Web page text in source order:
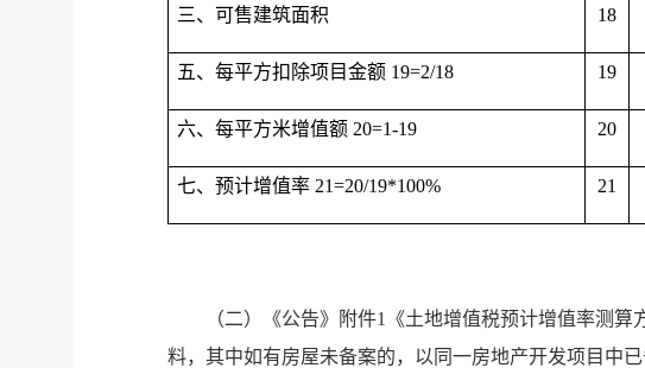
三、可售建筑面积 18
五、每平方扣除项目金额 19=2/18 19
六、每平方米增值额 20=1-19 20
七、预计增值率 21=20/19*100% 21
（二）《公告》附件1《土地增值税预计增值率测
料，其中如有房屋未备案的，以同一房地产开发项目中